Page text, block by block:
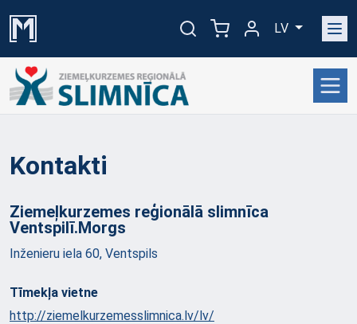
LV
Kontakti
Ziemeļkurzemes reģionālā slimnīca
Ventspilī.Morgs
Inženieru iela 60, Ventspils
Tīmekļa vietne
http://ziemelkurzemesslimnica.lv/lv/